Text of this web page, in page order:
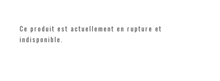
Ce produit est actuellement en rupture et
indisponible.